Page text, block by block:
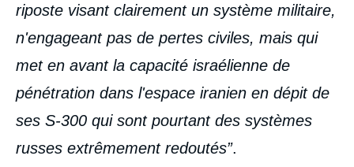
riposte visant clairement un système militaire,
n'engageant pas de pertes civiles, mais qui
met en avant la capacité israélienne de
pénétration dans l'espace iranien en dépit de
ses S-300 qui sont pourtant des systèmes
russes extrêmement redoutés”.